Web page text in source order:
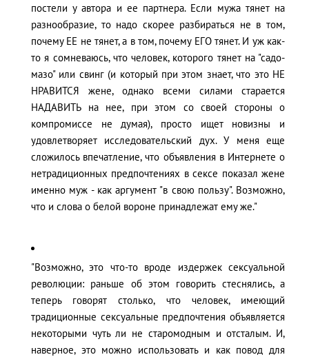
постели у автора и ее партнера. Если мужа тянет на
разнообразие, то надо скорее разбираться не в том,
почему ЕЕ не тянет, а в том, почему ЕГО тянет. И уж как-
то я сомневаюсь, что человек, которого тянет на "садо-
мазо" или свинг (и который при этом знает, что это НЕ
НРАВИТСЯ жене, однако всеми силами старается
НАДАВИТЬ на нее, при этом со своей стороны о
компромиссе не думая), просто ищет новизны и
удовлетворяет исследовательский дух. У меня еще
сложилось впечатление, что объявления в Интернете о
нетрадиционных предпочтениях в сексе показал жене
именно муж - как аргумент "в свою пользу". Возможно,
что и слова о белой вороне принадлежат ему же."
"Возможно, это что-то вроде издержек сексуальной
революции: раньше об этом говорить стеснялись, а
теперь говорят столько, что человек, имеющий
традиционные сексуальные предпочтения объявляется
некоторыми чуть ли не старомодным и отсталым. И,
наверное, это можно использовать и как повод для